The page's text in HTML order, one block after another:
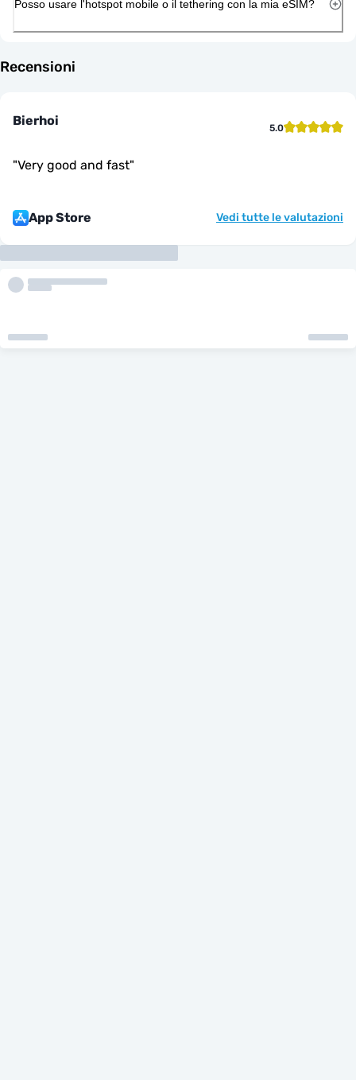
Posso usare l'hotspot mobile o il tethering con la mia eSIM?
Recensioni
Bierhoi 5.0
"Very good and fast"
App Store Vedi tutte le valutazioni